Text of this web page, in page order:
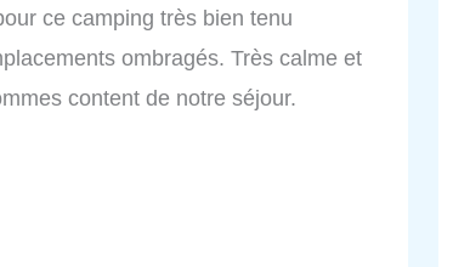
ce camping très bien tenu
ombragés. Très calme et
content de notre séjour.